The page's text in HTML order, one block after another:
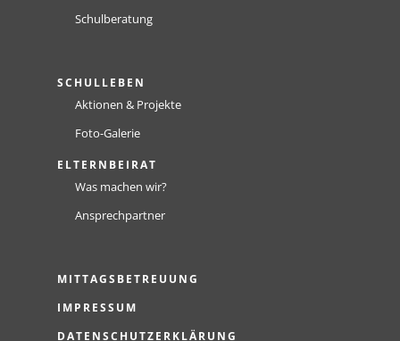
Schulberatung
SCHULLEBEN
Aktionen & Projekte
Foto-Galerie
ELTERNBEIRAT
Was machen wir?
Ansprechpartner
MITTAGSBETREUUNG
IMPRESSUM
DATENSCHUTZERKLÄRUNG